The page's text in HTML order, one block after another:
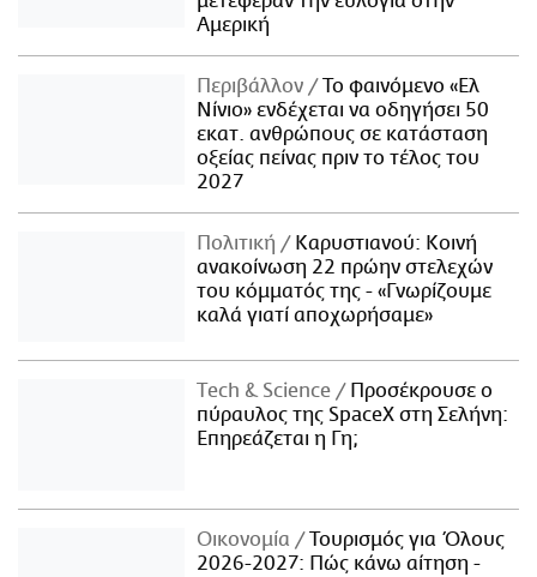
Αμερική
Περιβάλλον
Το φαινόμενο «Ελ
Νίνιο» ενδέχεται να οδηγήσει 50
εκατ. ανθρώπους σε κατάσταση
οξείας πείνας πριν το τέλος του
2027
Πολιτική
Καρυστιανού: Κοινή
ανακοίνωση 22 πρώην στελεχών
του κόμματός της - «Γνωρίζουμε
καλά γιατί αποχωρήσαμε»
Τech & Science
Προσέκρουσε ο
πύραυλος της SpaceX στη Σελήνη:
Επηρεάζεται η Γη;
Οικονομία
Τουρισμός για Όλους
2026-2027: Πώς κάνω αίτηση -